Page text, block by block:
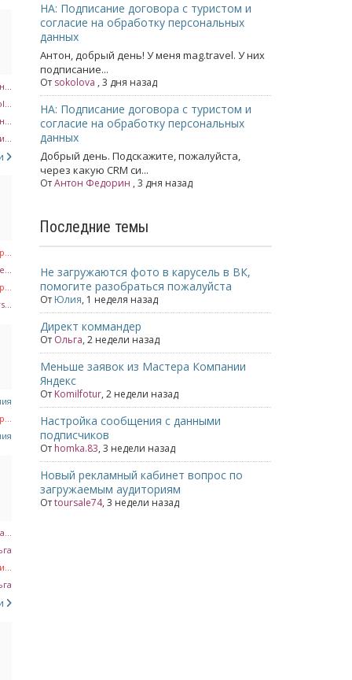
НА: Подписание договора с туристом и
согласие на обработку персональных
данных
Антон, добрый день! У меня mag.travel. У них
подписание...
От sokolova , 3 дня назад
НА: Подписание договора с туристом и
согласие на обработку персональных
данных
Добрый день. Подскажите, пожалуйста,
через какую CRM си...
ОтАнтон Федорин , 3 дня назад
Последние темы
Не загружаются фото в карусель в ВК,
помогите разобраться пожалуйста
От Юлия, 1 неделя назад
Директ коммандер
От Ольга, 2 недели назад
Меньше заявок из Мастера Компании
Яндекс
От Komilfotur, 2 недели назад
Настройка сообщения с данными
подписчиков
От homka.83, 3 недели назад
Новый рекламный кабинет вопрос по
загружаемым аудиториям
Отtoursale74, 3 недели назад